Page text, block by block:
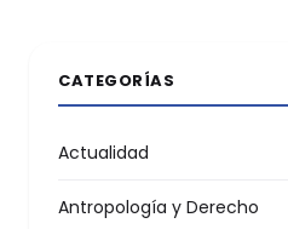
CATEGORÍAS
Actualidad
Antropología y Derecho